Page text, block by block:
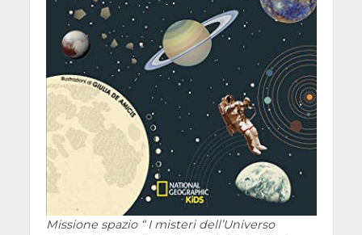
Missione spazio “ I misteri dell’Universo